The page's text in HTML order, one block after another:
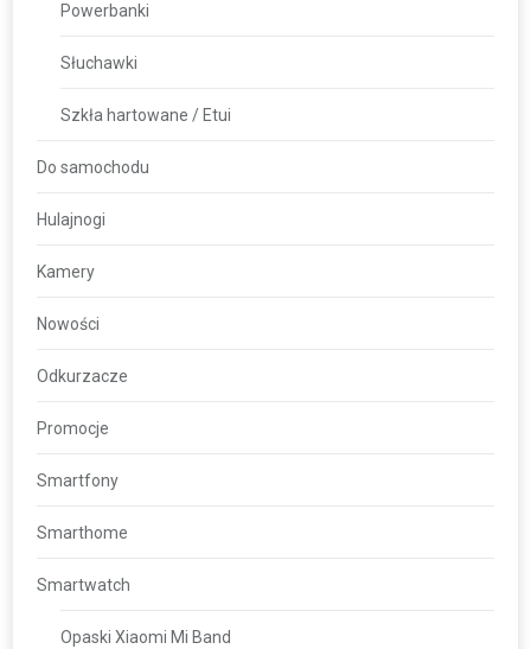
Powerbanki
Słuchawki
Szkła hartowane / Etui
Do samochodu
Hulajnogi
Kamery
Nowości
Odkurzacze
Promocje
Smartfony
Smarthome
Smartwatch
Opaski Xiaomi Mi Band